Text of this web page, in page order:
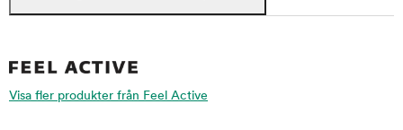
Visa fler produkter från Feel Active